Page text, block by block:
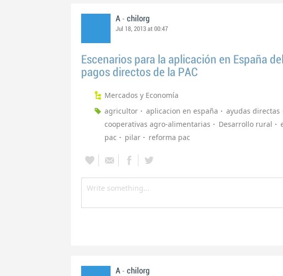
A - chilorg
Jul 18, 2013 at 00:47
Escenarios para la aplicación en España
pagos directos de la PAC
Mercados y Economía
agricultor
aplicacion en españa
ayudas directas
cooperativas agro-alimentarias
Desarrollo rural
pac
pilar reforma pac
A - chilorg